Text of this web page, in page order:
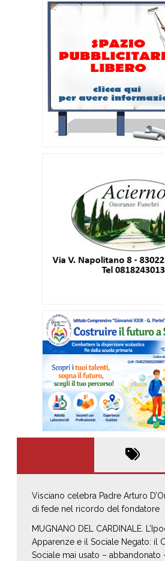
Visciano celebra Padre Arturo
di fede nel ricordo del fondatore
MUGNANO DEL CARDINALE.
Apparenze e il Sociale Negato: il
Sociale mai usato – abbandonato